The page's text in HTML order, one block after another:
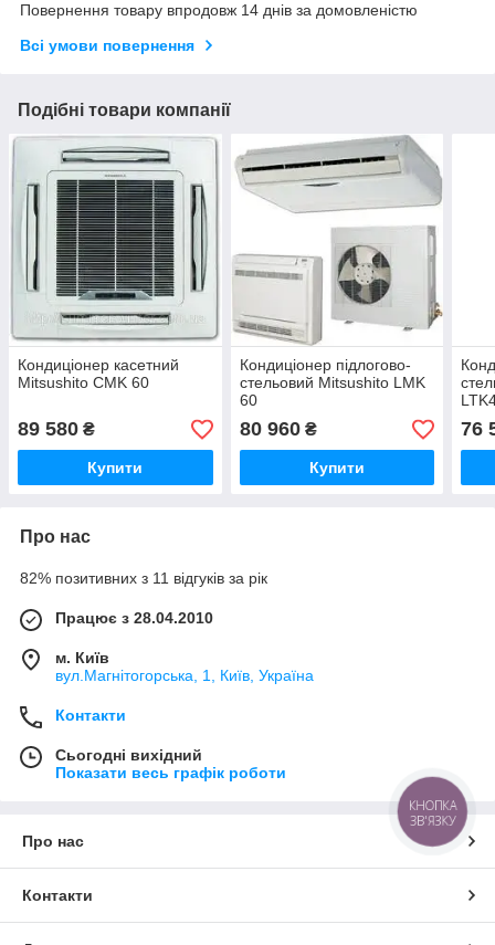
Повернення товару впродовж 14 днів за домовленістю
Всі умови повернення
Подібні товари компанії
Кондиціонер касетний
Mitsushito CMK 60
89 580 ₴
Купити
Кондиціонер підлогово-
стельовий Mitsushito LMK
60
80 960₴
Купити
76
Про нас
82% позитивних з 11 відгуків за рік
Працює з 28.04.2010
м. Київ
вул.Магнітогорська, 1, Київ, Україна
Контакти
Сьогодні вихідний
Показати весь графік роботи
Про нас
Контакти
КНОПКА
ЗВ'ЯЗКУ